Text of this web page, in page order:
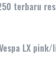
terbaru
LX